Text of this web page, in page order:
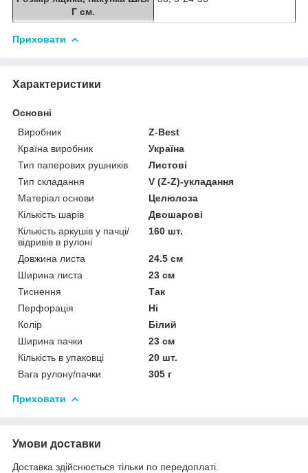
Г см.
Приховати
Характеристики
Основні
Виробник
Z-Best
Країна виробник
Україна
Тип паперових рушників
Листові
Тип складання
V (Z-Z)-укладання
Матеріал основи
Целюлоза
Кількість шарів
Двошарові
Кількість аркушів у пачці/
відривів в рулоні
160 шт.
Довжина листа
24.5 см
Ширина листа
23 см
Тиснення
Так
Перфорація
Ні
Колір
Білий
Ширина пачки
23 см
Кількість в упаковці
20 шт.
Вага рулону/пачки
305 г
Приховати
Умови доставки
Доставка здійснюється тільки по передоплаті.